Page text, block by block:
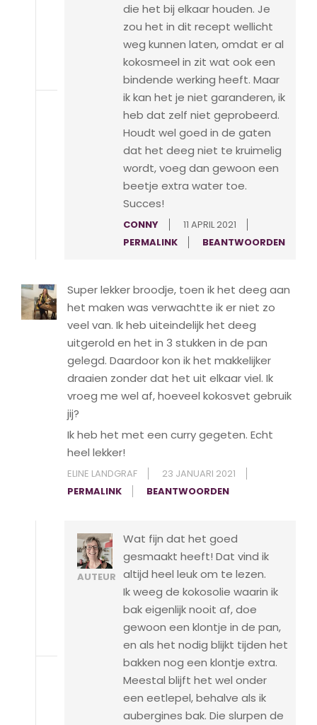
die het bij elkaar houden. Je
zou het in dit recept wellicht
weg kunnen laten, omdat er al
kokosmeel in zit wat ook een
bindende werking heeft. Maar
ik kan het je niet garanderen, ik
heb dat zelf niet geprobeerd.
Houdt wel goed in de gaten
dat het deeg niet te kruimelig
wordt, voeg dan gewoon een
beetje extra water toe.
Succes!
CONNY
11 APRIL 2021
PERMALINK
BEANTWOORDEN
Super lekker broodje, toen ik het deeg aan
het maken was verwachtte ik er niet zo
veel van. Ik heb uiteindelijk het deeg
uitgerold en het in 3 stukken in de pan
gelegd. Daardoor kon ik het makkelijker
draaien zonder dat het uit elkaar viel. Ik
vroeg me wel af, hoeveel kokosvet gebruik
jij?
Ik heb het met een curry gegeten. Echt
heel lekker!
ELINE LANDGRAF
23 JANUARI 2021
PERMALINK
BEANTWOORDEN
AUTEUR
Wat fijn dat het goed
gesmaakt heeft! Dat vind ik
altijd heel leuk om te lezen.
Ik weeg de kokosolie waarin ik
bak eigenlijk nooit af, doe
gewoon een klontje in de pan,
en als het nodig blijkt tijden het
bakken nog een klontje extra.
Meestal blijft het wel onder
een eetlepel, behalve als ik
aubergines bak. Die slurpen de